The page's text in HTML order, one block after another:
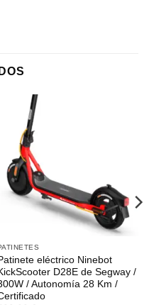
eléctrico Ninebot
D28E de Segway /
/ Autonomía 28 Km /